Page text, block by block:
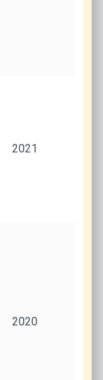
2021
2020